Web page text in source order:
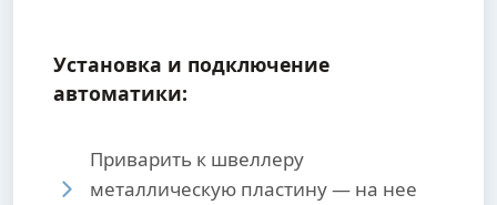
Установка и подключение
автоматики:
Приварить к швеллеру
металлическую пластину — на нее